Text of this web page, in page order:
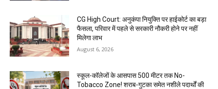
CG High Court: अनुकंपा नियुक्ति पर हाईकोर्ट का बड़ा
फैसला, परिवार में पहले से सरकारी नौकरी होने पर नहीं
मिलेगा लाभ
August 6, 2026
स्कूल-कॉलेजों के आसपास 500 मीटर तक No-
Tobacco Zone! शराब-गुटका समेत नशीले पदार्थों की